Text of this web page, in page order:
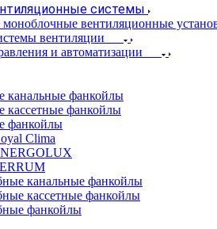
системы
вентиляционные
вентиляции
и автоматизации
канальные фанкойлы
кассетные фанкойлы
фанкойлы
Clima
канальные фанкойлы
кассетные фанкойлы
фанкойлы